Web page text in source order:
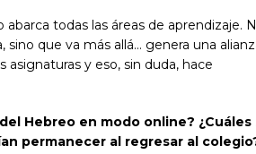
todas las áreas de aprendizaje.
sino que va más allá… genera una
asignaturas y eso, sin duda, hace
Hebreo en modo online? ¿Cuáles
permanecer al regresar al